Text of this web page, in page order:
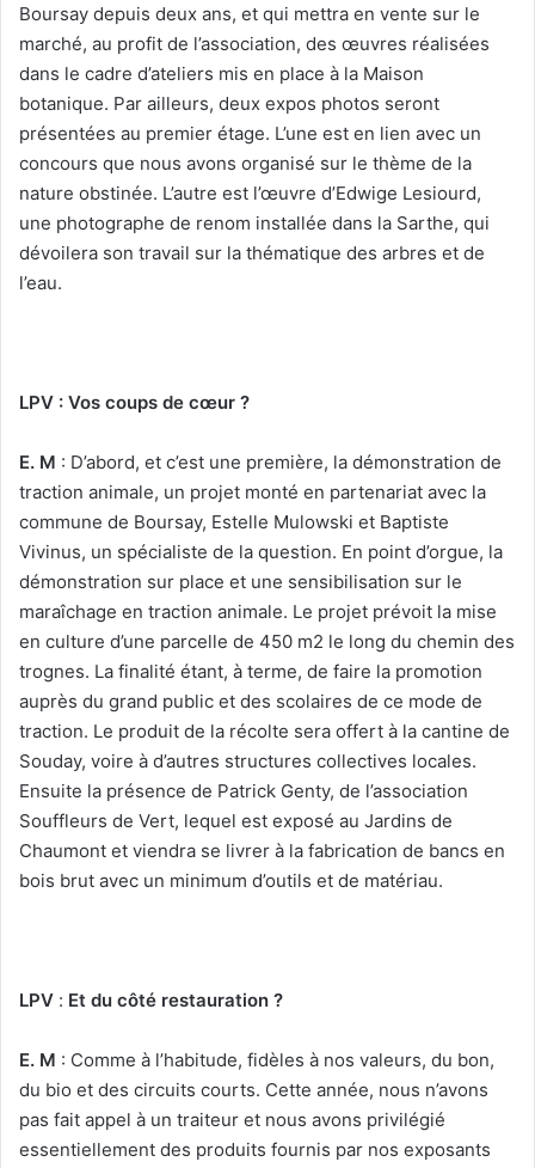
Boursay depuis deux ans, et qui mettra en vente sur le
marché, au profit de l’association, des œuvres réalisées
dans le cadre d’ateliers mis en place à la Maison
botanique. Par ailleurs, deux expos photos seront
présentées au premier étage. L’une est en lien avec un
concours que nous avons organisé sur le thème de la
nature obstinée. L’autre est l’œuvre d’Edwige Lesiourd,
une photographe de renom installée dans la Sarthe, qui
dévoilera son travail sur la thématique des arbres et de
l’eau.
LPV : Vos coups de cœur ?
E. M : D’abord, et c’est une première, la démonstration de
traction animale, un projet monté en partenariat avec la
commune de Boursay, Estelle Mulowski et Baptiste
Vivinus, un spécialiste de la question. En point d’orgue, la
démonstration sur place et une sensibilisation sur le
maraîchage en traction animale. Le projet prévoit la mise
en culture d’une parcelle de 450 m2 le long du chemin des
trognes. La finalité étant, à terme, de faire la promotion
auprès du grand public et des scolaires de ce mode de
traction. Le produit de la récolte sera offert à la cantine de
Souday, voire à d’autres structures collectives locales.
Ensuite la présence de Patrick Genty, de l’association
Souffleurs de Vert, lequel est exposé au Jardins de
Chaumont et viendra se livrer à la fabrication de bancs en
bois brut avec un minimum d’outils et de matériau.
LPV : Et du côté restauration ?
E. M : Comme à l’habitude, fidèles à nos valeurs, du bon,
du bio et des circuits courts. Cette année, nous n’avons
pas fait appel à un traiteur et nous avons privilégié
essentiellement des produits fournis par nos exposants